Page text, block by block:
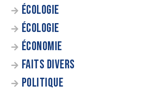
ÉCOLOGIE
ÉCOLOGIE
ÉCONOMIE
FAITS DIVERS
POLITIQUE